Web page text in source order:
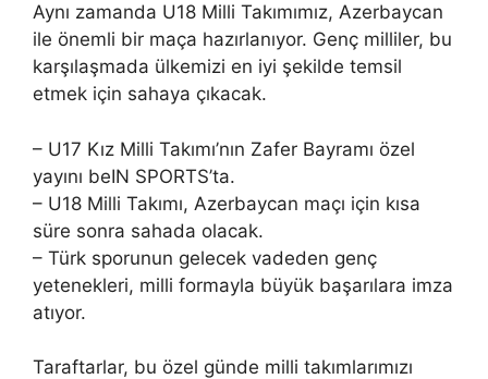
Aynı zamanda U18 Milli Takımımız, Azerbaycan
ile önemli bir maça hazırlanıyor. Genç milliler, bu
karşılaşmada ülkemizi en iyi şekilde temsil
etmek için sahaya çıkacak.
– U17 Kız Milli Takımı’nın Zafer Bayramı özel
yayını beIN SPORTS’ta.
– U18 Milli Takımı, Azerbaycan maçı için kısa
süre sonra sahada olacak.
– Türk sporunun gelecek vadeden genç
yetenekleri, milli formayla büyük başarılara imza
atıyor.
Taraftarlar, bu özel günde milli takımlarımızı